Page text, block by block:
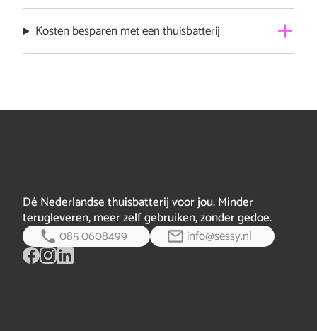
Kosten besparen met een thuisbatterij
je batterij (kWh): hoe groter de batterij, hoe meer
Dé Nederlandse thuisbatterij voor jou. Minder
terugleveren, meer zelf gebruiken, zonder gedoe.
085 0608499
info@sessy.nl